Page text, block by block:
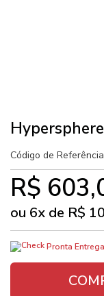
Código de
R$
ou 6x de R$
Pronta Entrega